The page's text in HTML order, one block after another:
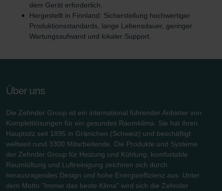
dem Gerät erforderlich.
Hergestellt in Finnland: Sicherstellung hochwertiger
Produktionsstandards, lange Lebensdauer, geringer
Wartungsaufwand und lokaler Support.
Über uns
Die Zehnder Group ist ein international führender Anbieter von
Komplettlösungen für ein gesundes Raumklima. Sie hat ihren
Hauptsitz seit 1895 in Gränichen (Schweiz) und beschäftigt
weltweit rund 3300 Mitarbeitende. Die Produkte und Systeme
der Zehnder Group für Heizung und Kühlung, komfortable
Raumlüftung und Luftreinigung zeichnen sich durch
herausragendes Design und hohe Energieeffizienz aus. Unter
dem Motto "Immer das beste Klima" wird sich die Zehnder